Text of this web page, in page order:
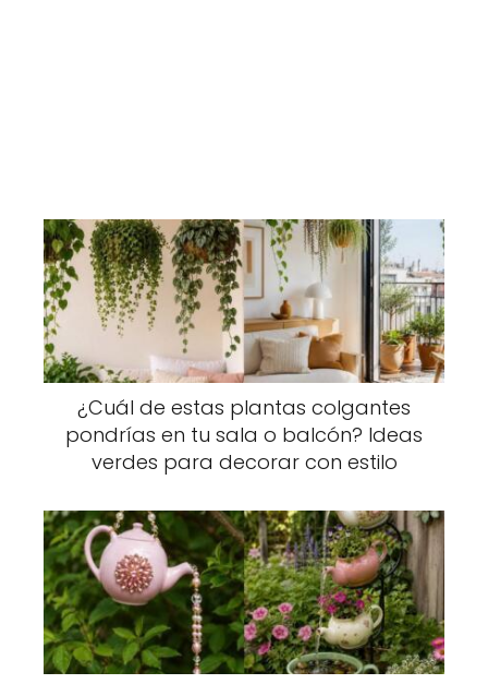
¿Cuál de estas plantas colgantes
pondrías en tu sala o balcón? Ideas
verdes para decorar con estilo